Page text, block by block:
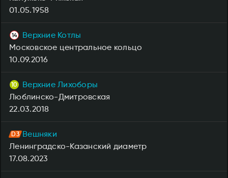
01.05.1958
Верхние Котлы
Московское центральное кольцо
10.09.2016
Верхние Лихоборы
Люблинско-Дмитровская
22.03.2018
Вешняки
Ленинградско-Казанский диаметр
17.08.2023